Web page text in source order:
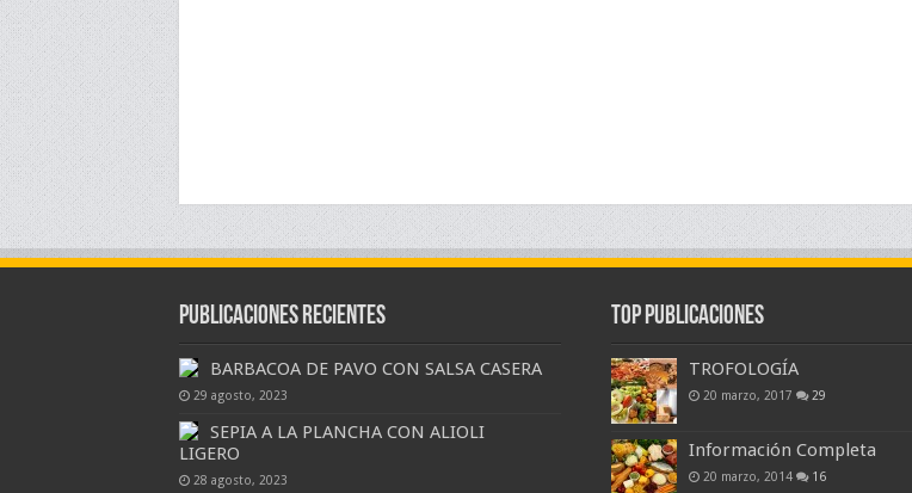
Publicaciones Recientes
BARBACOA DE PAVO CON SALSA CASERA
29 agosto, 2023
SEPIA A LA PLANCHA CON ALIOLI
LIGERO
28 agosto, 2023
Top Publicaciones
TROFOLOGÍA
20 marzo, 2017 29
Información Completa
20 marzo, 2014 16